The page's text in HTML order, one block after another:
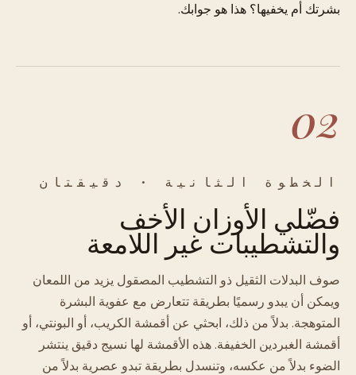
بشرتك أم يخفيها؟ هذا هو جوابك.
02
الخطوة الثانية · دقيقتان
فضّلي الأوزان الأخف
والتشطيبات غير اللامعة
صوف البدلات الثقيل ذو التشطيب المصقول يزيد من اللمعان
ويمكن أن يبدو رسميًا بطريقة تتعارض مع عفوية البشرة
المتوهجة. بدلاً من ذلك، ابحثي عن أقمشة الكريب، أو البونتي، أو
أقمشة الغبردين الخفيفة. هذه الأقمشة لها نسيج دقيق ينتشر
الضوء بدلاً من عكسه، وتنسدل بطريقة تبدو عصرية بدلاً من